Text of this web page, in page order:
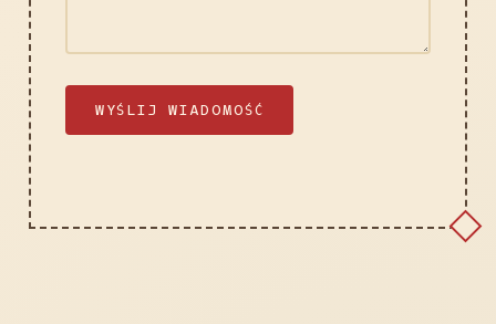
WYŚLIJ WIADOMOŚĆ